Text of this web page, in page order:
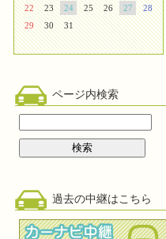
22
23 24 25 26 27
28
29
30 31
ページ内検索
過去の中継はこちら